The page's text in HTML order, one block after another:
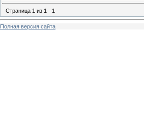
Страница 1 из 1 1
Полная версия сайта